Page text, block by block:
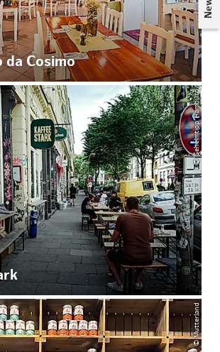
da Cosimo
© Geheimtipp Hamburg
© Mutterland